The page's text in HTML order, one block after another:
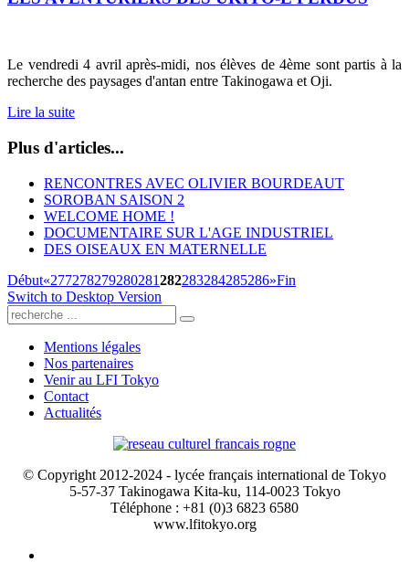
Le vendredi 4 avril après-midi, nos élèves de 4ème sont partis à la
recherche des paysages d'antan entre Takinogawa et Oji.
Lire la suite
Plus d'articles...
RENCONTRES AVEC OLIVIER BOURDEAUT
SOROBAN SAISON 2
WELCOME HOME !
DOCUMENTAIRE SUR L'AGE INDUSTRIEL
DES OISEAUX EN MATERNELLE
Début«277278279280281282283284285286»Fin
Switch to Desktop Version
Mentions légales
Nos partenaires
Venir au LFI Tokyo
Contact
Actualités
© Copyright 2012-2024 - lycée français international de Tokyo
5-57-37 Takinogawa Kita-ku, 114-0023 Tokyo
Téléphone : +81 (0)3 6823 6580
www.lfitokyo.org